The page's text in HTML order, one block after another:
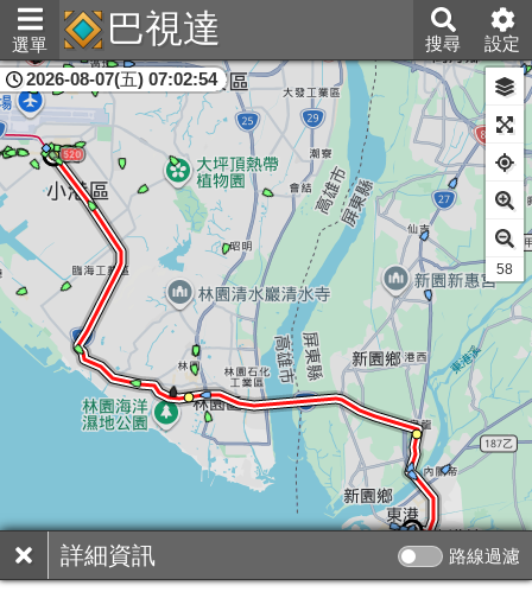
選單 巴視達 搜尋 設定
詳細資訊 路線過濾
屏東縣
2026-08-07(五) 07:02:54
54